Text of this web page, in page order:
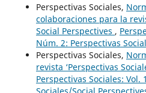
Perspectivas Sociales,
colaboraciones para la
Social Perspectives ,
Núm. 2: Perspectivas
Perspectivas Sociales,
revista ‘Perspectivas
Perspectivas Sociales: Vol.